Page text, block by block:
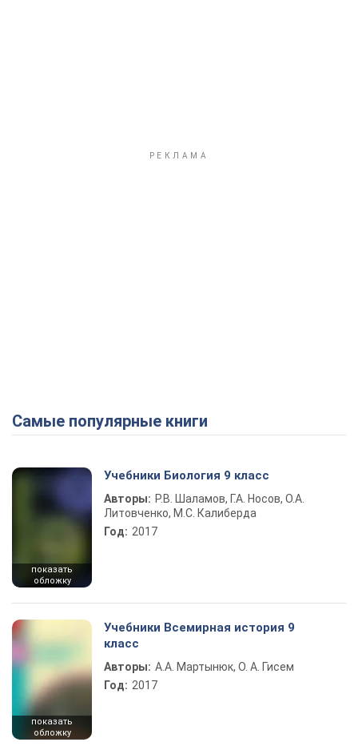
Самые популярные книги
показать
обложку
Учебники Биология 9 класс
Авторы: Р.В. Шаламов, Г.А. Носов, О.А.
Литовченко, М.С. Калиберда
Год: 2017
показать
обложку
Учебники Всемирная история 9
класс
Авторы: А.А. Мартынюк, О. А. Гисем
Год: 2017